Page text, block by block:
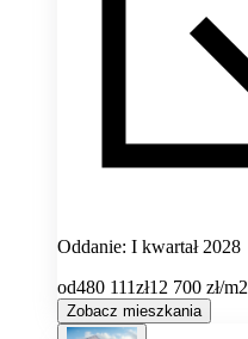
Oddanie: I kwartał 2028
od480 111zł12 700 zł/m2
Zobacz mieszkania